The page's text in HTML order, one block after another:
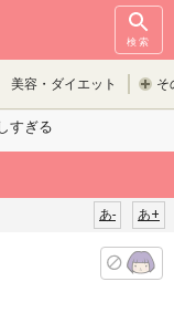
検索
美容・ダイエット そ
すぎる
あ+
あ-